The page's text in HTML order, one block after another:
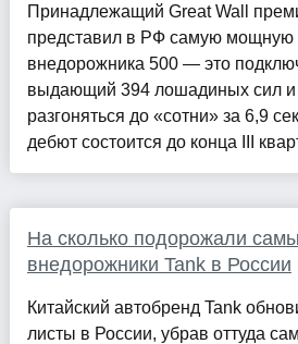
Принадлежащий Great Wall
представил в РФ самую
внедорожника 500 — это
выдающий 394 лошадиных сил и
разгоняться до «сотни» за 6,9
дебют состоится до конца III
На сколько подорожали
внедорожники Tank в России
Китайский автобренд Tank
листы в России, убрав оттуда